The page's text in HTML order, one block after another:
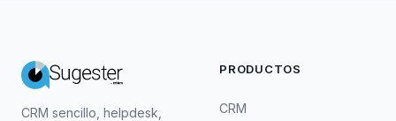
CRM sencillo, helpdesk,
PRODUCTOS
CRM